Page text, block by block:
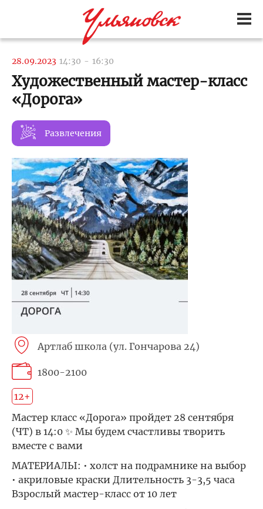
28.09.2023 14:30 - 16:30
Художественный мастер-класс
«Дорога»
Развлечения
Артлаб школа (ул. Гончарова 24)
1800-2100
12+
Мастер класс «Дорога» пройдет 28 сентября
(ЧТ) в 14:0 ✨ Мы будем счастливы творить
вместе с вами
МАТЕРИАЛЫ: • холст на подрамнике на выбор
• акриловые краски Длительность 3-3,5 часа
Взрослый мастер-класс от 10 лет ⠀